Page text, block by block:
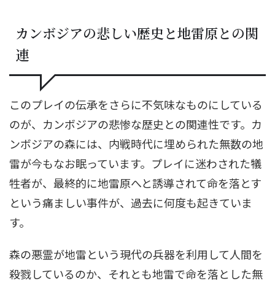
カンボジアの悲しい歴史と地雷原との関
連
このプレイの伝承をさらに不気味なものにしている
のが、カンボジアの悲惨な歴史との関連性です。カ
ンボジアの森には、内戦時代に埋められた無数の地
雷が今もなお眠っています。プレイに迷わされた犠
牲者が、最終的に地雷原へと誘導されて命を落とす
という痛ましい事件が、過去に何度も起きていま
す。
森の悪霊が地雷という現代の兵器を利用して人間を
殺戮しているのか、それとも地雷で命を落とした無